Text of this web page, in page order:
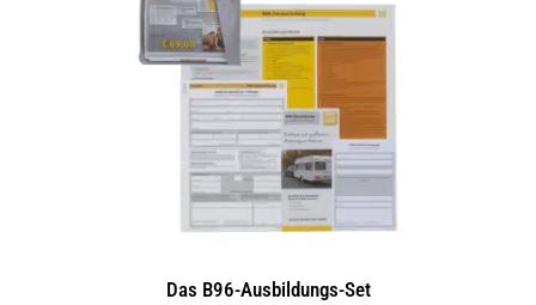
Das B96-Ausbildungs-Set